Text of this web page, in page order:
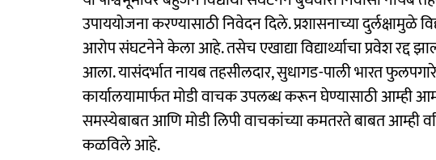
उपाययोजना करण्यासाठी निवेदन दिले. प्रशासनाच्या दुर्लक्षामुळे
आरोप संघटनेने केला आहे. तसेच एखाद्या विद्यार्थ्याचा प्रवेश रद्द
आला. यासंदर्भात नायब तहसीलदार, सुधागड-पाली भारत
कार्यालयामार्फत मोडी वाचक उपलब्ध करून घेण्यासाठी आम्ही
समस्येबाबत आणि मोडी लिपी वाचकांच्या कमतरते बाबत आम्ही
कळविले आहे.